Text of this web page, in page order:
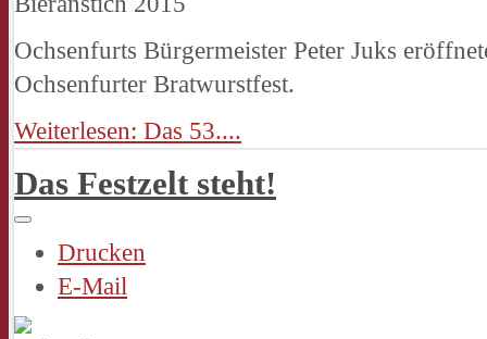
Ochsenfurts Bürgermeister Peter Juks
Ochsenfurter Bratwurstfest.
Weiterlesen: Das 53....
Das Festzelt steht!
Drucken
E-Mail